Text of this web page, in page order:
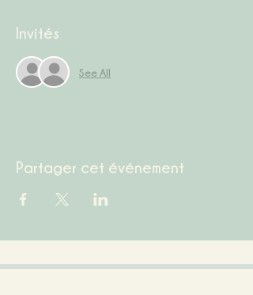
Invités
See All
Partager cet événement